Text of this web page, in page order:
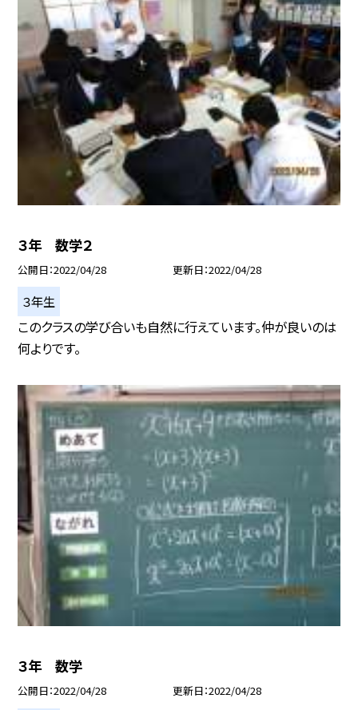
３年 数学２
公開日 2022/04/28 更新日 2022/04/28
３年生
このクラスの学び合いも自然に行えています。仲が良いのは
何よりです。
３年 数学
公開日 2022/04/28 更新日 2022/04/28